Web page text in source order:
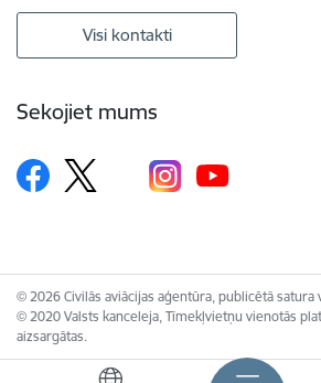
Visi kontakti
Sekojiet mums
© 2026 Civilās aviācijas aģentūra, publicētā satura
© 2020 Valsts kanceleja, Tīmekļvietņu vienotās
aizsargātas.